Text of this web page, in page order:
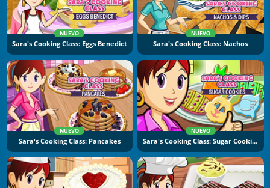
NUEVO
Sara's Cooking Class: Eggs Benedict
NUEVO
Sara's Cooking Class: Nachos
NUEVO
Sara's Cooking Class: Pancakes
NUEVO
Sara's Cooking Class: Sugar Cookies